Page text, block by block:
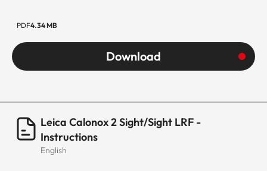
PDF4.34 MB
Download
Leica Calonox 2 Sight/Sight LRF -
Instructions
English